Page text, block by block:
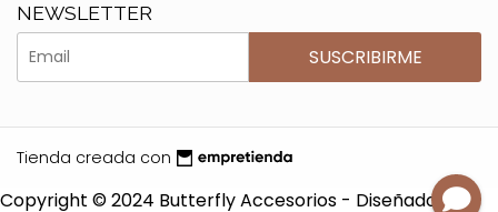
NEWSLETTER
SUSCRIBIRME
Tienda creada con
Copyright © 2024 Butterfly Accesorios - Diseñado por